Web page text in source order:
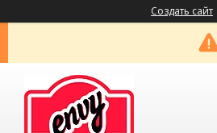
Создать сайт